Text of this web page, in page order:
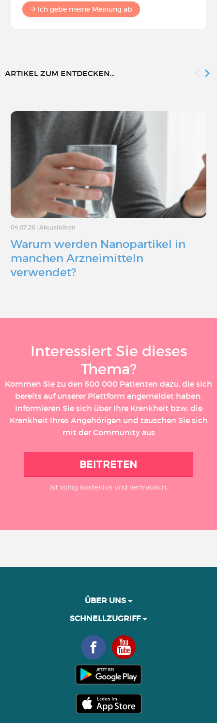
Ich gebe meine Meinung ab
ARTIKEL ZUM ENTDECKEN...
04.07.26 Aktualitäten
Warum werden Nanopartikel in
manchen Arzneimitteln
verwendet?
Interessiert Sie dieses
Thema?
Kommen Sie zu den 500 000 Patienten dazu, die sich
bereits auf unserer Plattform angemeldet haben.
Informieren Sie sich über Ihre Krankheit bzw. die
Krankheit Ihres Angehörigen und tauschen Sie sich
mit der Community aus
BEITRETEN
Ist völlig kostenlos und vertraulich.
ÜBER UNS
SCHNELLZUGRIFF